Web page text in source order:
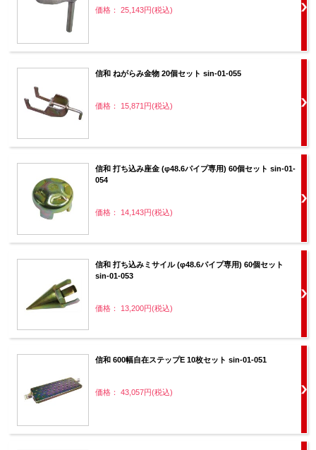
価格： 25,143円(税込)
信和 ねがらみ金物 20個セット sin-01-055
価格： 15,871円(税込)
信和 打ち込み座金 (φ48.6パイプ専用) 60個セット sin-01-
054
価格： 14,143円(税込)
信和 打ち込みミサイル (φ48.6パイプ専用) 60個セット
sin-01-053
価格： 13,200円(税込)
信和 600幅自在ステップE 10枚セット sin-01-051
価格： 43,057円(税込)